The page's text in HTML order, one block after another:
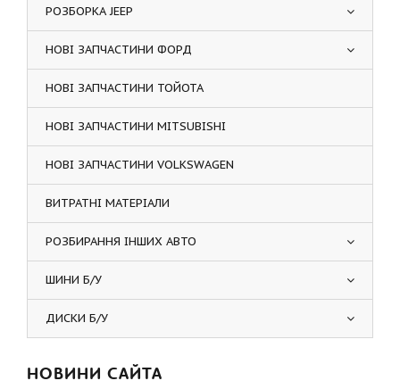
РОЗБОРКА JEEP
НОВІ ЗАПЧАСТИНИ ФОРД
НОВІ ЗАПЧАСТИНИ ТОЙОТА
НОВІ ЗАПЧАСТИНИ MITSUBISHI
НОВІ ЗАПЧАСТИНИ VOLKSWAGEN
ВИТРАТНІ МАТЕРІАЛИ
РОЗБИРАННЯ ІНШИХ АВТО
ШИНИ Б/У
ДИСКИ Б/У
НОВИНИ САЙТА